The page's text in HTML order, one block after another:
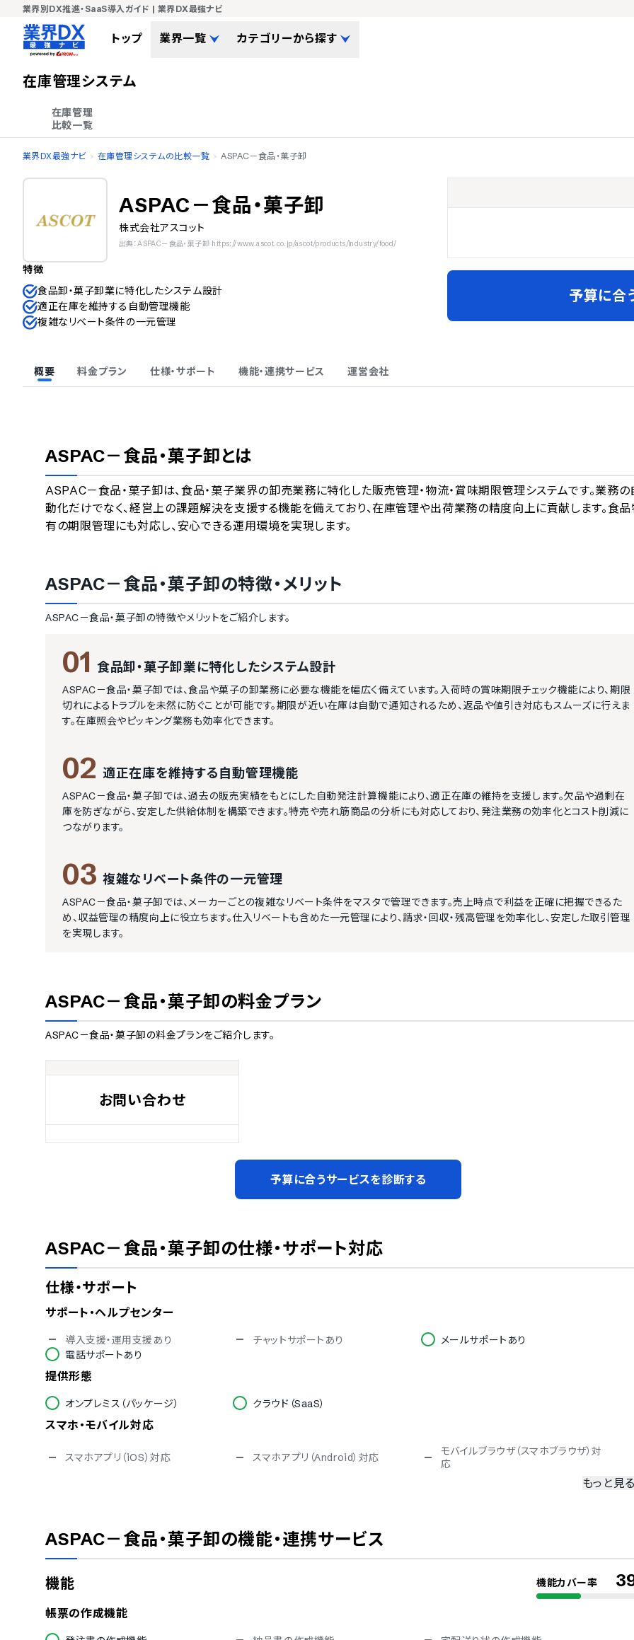
業界別DX推進・SaaS導入ガイド | 業界DX最強ナビ
トップ 業界一覧 カテゴリーから探す
在庫管理システム
在庫管理
比較一覧
業界DX最強ナビ 在庫管理システムの比較一覧 ASPAC－食品・菓子卸
ASPAC－食品・菓子卸
株式会社アスコット
出典：ASPAC－食品・菓子卸 https://www.ascot.co.jp/ascot/products/industry/food/
特徴
食品卸・菓子卸業に特化したシステム設計
適正在庫を維持する自動管理機能
複雑なリベート条件の一元管理
予算に合
概要 料金プラン 仕様・サポート 機能・連携サービス 運営会社
ASPAC－食品・菓子卸とは
ASPAC－食品・菓子卸は、食品・菓子業界の卸売業務に特化した販売管理・物流・賞味期限管理システムです。業務の
動化だけでなく、経営上の課題解決を支援する機能を備えており、在庫管理や出荷業務の精度向上に貢献します。食
有の期限管理にも対応し、安心できる運用環境を実現します。
ASPAC－食品・菓子卸の特徴・メリット
ASPAC－食品・菓子卸の特徴やメリットをご紹介します。
01 食品卸・菓子卸業に特化したシステム設計
ASPAC－食品・菓子卸では、食品や菓子の卸業務に必要な機能を幅広く備えています。入荷時の賞味期限チェック機能により、期限
切れによるトラブルを未然に防ぐことが可能です。期限が近い在庫は自動で通知されるため、返品や値引き対応もスムーズに行えま
す。在庫照会やピッキング業務も効率化できます。
02 適正在庫を維持する自動管理機能
ASPAC－食品・菓子卸では、過去の販売実績をもとにした自動発注計算機能により、適正在庫の維持を支援します。欠品や過剰在
庫を防ぎながら、安定した供給体制を構築できます。特売や売れ筋商品の分析にも対応しており、発注業務の効率化とコスト削減に
つながります。
03 複雑なリベート条件の一元管理
ASPAC－食品・菓子卸では、メーカーごとの複雑なリベート条件をマスタで管理できます。売上時点で利益を正確に把握できるた
め、収益管理の精度向上に役立ちます。仕入リベートも含めた一元管理により、請求・回収・残高管理を効率化し、安定した取引管理
を実現します。
ASPAC－食品・菓子卸の料金プラン
ASPAC－食品・菓子卸の料金プランをご紹介します。
お問い合わせ
予算に合うサービスを診断する
ASPAC－食品・菓子卸の仕様・サポート対応
仕様・サポート
サポート・ヘルプセンター
導入支援・運用支援あり チャットサポートあり
メールサポートあり
電話サポートあり
提供形態
オンプレミス（パッケージ） クラウド（SaaS）
スマホ・モバイル対応
スマホアプリ（iOS）対応 スマホアプリ（Android）対応
モバイルブラウザ（スマホブラウザ）対
応
シングルサインオン
対応言語
中国語
ロシア語
もっと見
ASPAC－食品・菓子卸の機能・連携サービス
機能 機能カバー率
帳票の作成機能